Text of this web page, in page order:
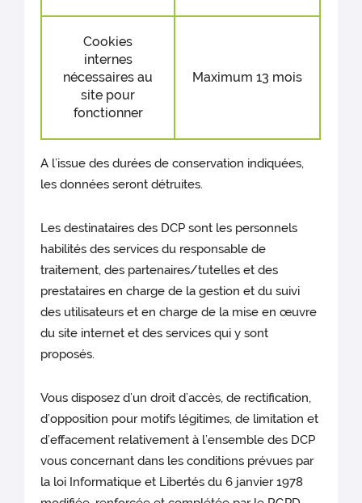
Cookies
internes
nécessaires au
site pour
fonctionner
Maximum 13 mois
A l’issue des durées de conservation indiquées,
les données seront détruites.
Les destinataires des DCP sont les personnels
habilités des services du responsable de
traitement, des partenaires/tutelles et des
prestatairesen charge de la gestion et du suivi
des utilisateurs et en charge de la mise en œuvre
du site internet et des services qui y sont
proposés.
Vous disposez d’un droit d’accès, de rectification,
d’opposition pour motifs légitimes, de limitation et
d’effacement relativement à l’ensemble des DCP
vous concernant dans les conditions prévues par
la loi Informatique et Libertés du 6 janvier 1978